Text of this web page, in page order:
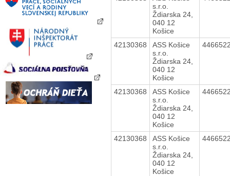
s.r.o.
Ždiarska 24,
040 12
Košice
42130368
ASS Košice
s.r.o.
Ždiarska 24,
040 12
Košice
42130368
ASS Košice
s.r.o.
Ždiarska 24,
040 12
Košice
42130368
ASS Košice
s.r.o.
Ždiarska 24,
040 12
Košice